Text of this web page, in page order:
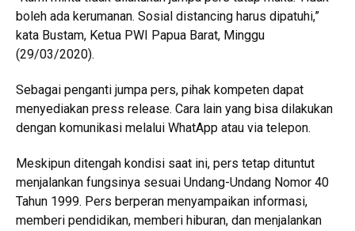
boleh ada kerumanan. Sosial distancing harus dipatuhi,”
kata Bustam, Ketua PWI Papua Barat, Minggu
(29/03/2020).
Sebagai penganti jumpa pers, pihak kompeten dapat
menyediakan press release. Cara lain yang bisa dilakukan
dengan komunikasi melalui WhatApp atau via telepon.
Meskipun ditengah kondisi saat ini, pers tetap dituntut
menjalankan fungsinya sesuai Undang-Undang Nomor 40
Tahun 1999. Pers berperan menyampaikan informasi,
memberi pendidikan, memberi hiburan, dan menjalankan